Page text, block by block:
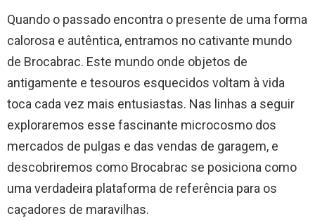
Quando o passado encontra o presente de uma forma
calorosa e autêntica, entramos no cativante mundo
de Brocabrac. Este mundo onde objetos de
antigamente e tesouros esquecidos voltam à vida
toca cada vez mais entusiastas. Nas linhas a seguir
exploraremos esse fascinante microcosmo dos
mercados de pulgas e das vendas de garagem, e
descobriremos como Brocabrac se posiciona como
uma verdadeira plataforma de referência para os
caçadores de maravilhas.